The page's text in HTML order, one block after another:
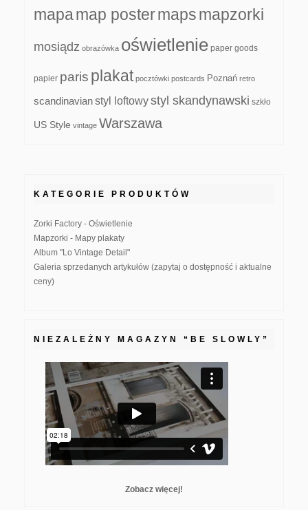
mapamap postermapsmapzorki
mosiądz obrazówka oświetlenie paper goods
papier paris plakat pocztówki postcards Poznań retro
scandinavianstyl loftowystyl skandynawski szkło
US Style vintage Warszawa
KATEGORIE PRODUKTÓW
Zorki Factory - Oświetlenie
Mapzorki - Mapy plakaty
Album "Lo Vintage Detail"
Galeria sprzedanych artykułów (zapytaj o dostępność i aktualne
ceny)
NIEZALEŻNY MAGAZYN “BE SLOWLY”
Zobacz więcej!